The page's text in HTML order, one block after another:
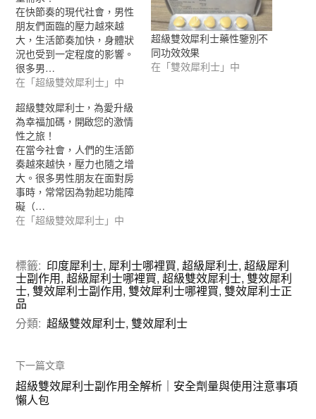
在快節奏的現代社會，男性
朋友們面臨的壓力越來越
大，生活節奏加快，身體狀
況也受到一定程度的影響。
很多男…
在「超級雙效犀利士」中
超級雙效犀利士藥性鑒別不
同功效效果
在「雙效犀利士」中
超級雙效犀利士，為愛升級
為幸福加碼，開啟您的激情
性之旅！
在當今社會，人們的生活節
奏越來越快，壓力也隨之增
大。很多男性朋友在面對房
事時，常常因為勃起功能障
礙（…
在「超級雙效犀利士」中
標籤: 印度犀利士, 犀利士哪裡買,超級犀利士,超級犀利
士副作用,超級犀利士哪裡買,超級雙效犀利士,雙效犀利
士,雙效犀利士副作用,雙效犀利士哪裡買,雙效犀利士正
品
分類: 超級雙效犀利士,雙效犀利士
下一篇文章
超級雙效犀利士副作用全解析｜安全劑量與使用注意事項
懶人包